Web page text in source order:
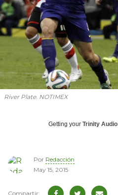
River Plate. NOTIMEX
Getting your Trinity Audio
Por Redacción
May 15, 2015